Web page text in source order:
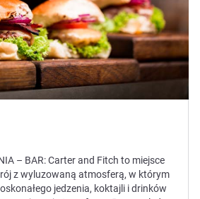
– BAR: Carter and Fitch to miejsce
z wyluzowaną atmosferą, w którym
jedzenia, koktajli i drinków